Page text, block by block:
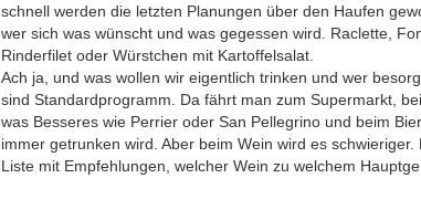
schnell werden die letzten Planungen über den Haufen
wer sich was wünscht und was gegessen wird. Raclette,
Rinderfilet oder Würstchen mit Kartoffelsalat.
Ach ja, und was wollen wir eigentlich trinken und wer
sind Standardprogramm. Da fährt man zum Supermarkt,
was Besseres wie Perrier oder San Pellegrino und beim
immer getrunken wird. Aber beim Wein wird es
Liste mit Empfehlungen, welcher Wein zu welchem